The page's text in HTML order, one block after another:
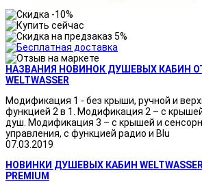
НАЗВАНИЯ НОВИНОК ДУШЕВЫХ КАБИН
WELTWASSER
Модификация 1 - без крыши, ручной и
функцией 2 в 1. Модификация 2 – с
душ. Модификация 3 – с крышей и
управления, с функцией радио и Blu
07.03.2019
НОВИНКИ ДУШЕВЫХ КАБИН
PREMIUM